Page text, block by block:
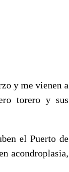
y me vienen a
torero y sus
el Puerto de
acondroplasia,